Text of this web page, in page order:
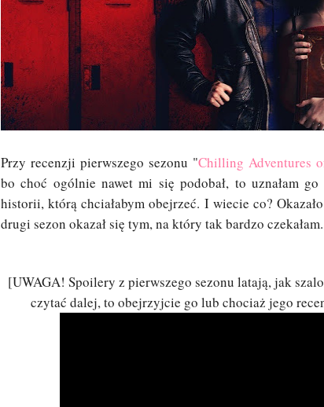
Przy recenzji pierwszego sezonu "Chilling Adventures
bo choć ogólnie nawet mi się podobał, to uznałam
historii, którą chciałabym obejrzeć. I wiecie co?
drugi sezon okazał się tym, na który tak bardzo czekałam.
[UWAGA! Spoilery z pierwszego sezonu latają, jak
czytać dalej, to obejrzyjcie go lub chociaż jego